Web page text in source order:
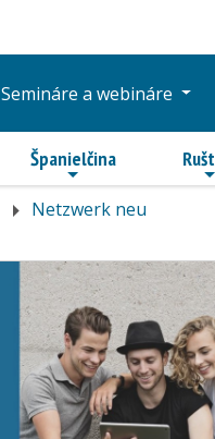
Semináre a webináre
Španielčina
Netzwerk neu